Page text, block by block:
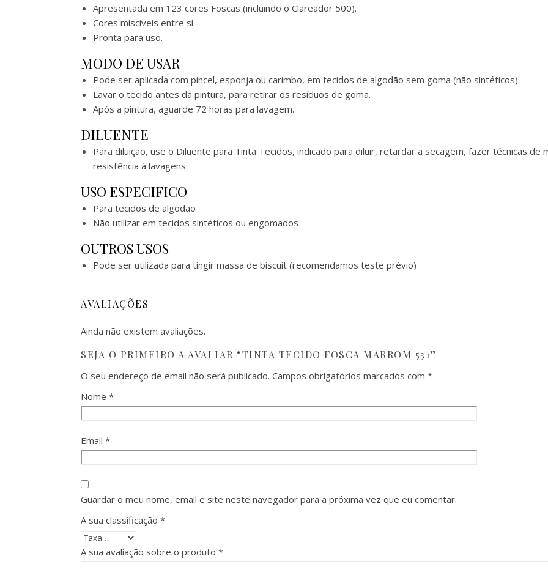
Apresentada em 123 cores Foscas (incluindo o Clareador 500).
Cores miscíveis entre sí.
Pronta para uso.
MODO DE USAR
Pode ser aplicada com pincel, esponja ou carimbo, em tecidos de algodão sem goma (não sintéticos).
Lavar o tecido antes da pintura, para retirar os resíduos de goma.
Após a pintura, aguarde 72 horas para lavagem.
DILUENTE
Para diluição, use o Diluente para Tinta Tecidos, indicado para diluir, retardar a secagem, fazer técnicas
resistência à lavagens.
USO ESPECIFICO
Para tecidos de algodão
Não utilizar em tecidos sintéticos ou engomados
OUTROS USOS
Pode ser utilizada para tingir massa de biscuit (recomendamos teste prévio)
AVALIAÇÕES
Ainda não existem avaliações.
SEJA O PRIMEIRO A AVALIAR “TINTA TECIDO FOSCA MARROM 531”
O seu endereço de email não será publicado. Campos obrigatórios marcados com *
Nome *
Email *
Guardar o meu nome, email e site neste navegador para a próxima vez que eu comentar.
A sua classificação *
A sua avaliação sobre o produto *